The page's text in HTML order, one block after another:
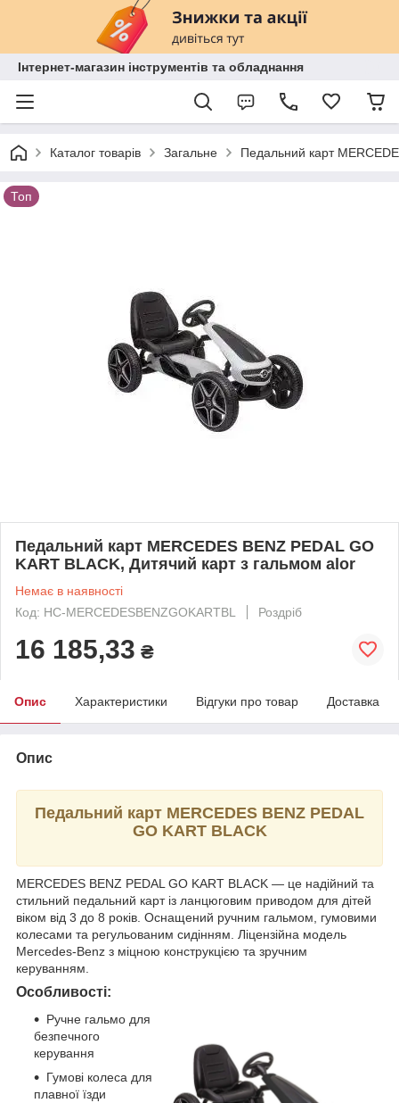
Інтернет-магазин інструментів та обладнання
Каталог товарів Загальне Педальний карт
Топ
Педальний карт MERCEDES BENZ PEDAL GO
KART BLACK, Дитячий карт з гальмом alor
Немає в наявності
Код: HC-MERCEDESBENZGOKARTBL
Роздріб
16 185,33 ₴
Опис Характеристики Відгуки про товар Доставка
Опис
Педальний карт MERCEDES BENZ PEDAL
GO KART BLACK
MERCEDES BENZ PEDAL GO KART BLACK — це надійний та
стильний педальний карт із ланцюговим приводом для дітей
віком від 3 до 8 років. Оснащений ручним гальмом, гумовими
колесами та регульованим сидінням. Ліцензійна модель
Mercedes-Benz з міцною конструкцією та зручним
керуванням.
Особливості:
Ручне гальмо для
безпечного
керування
Гумові колеса для
плавної їзди